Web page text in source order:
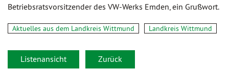
Betriebsratsvorsitzender des VW-Werks Emden, ein Grußwort.
Aktuelles aus dem Landkreis Wittmund Landkreis Wittmund
Listenansicht Zurück